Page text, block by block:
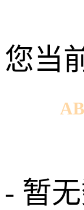
您当
- 暂